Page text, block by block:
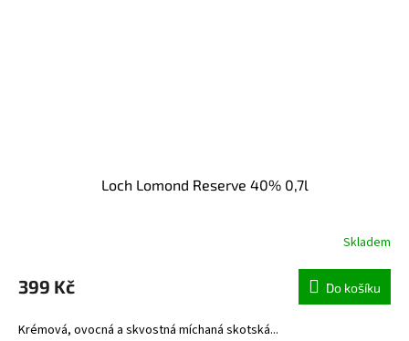
Loch Lomond Reserve 40% 0,7l
Skladem
399 Kč Do košíku
Krémová, ovocná a skvostná míchaná skotská...